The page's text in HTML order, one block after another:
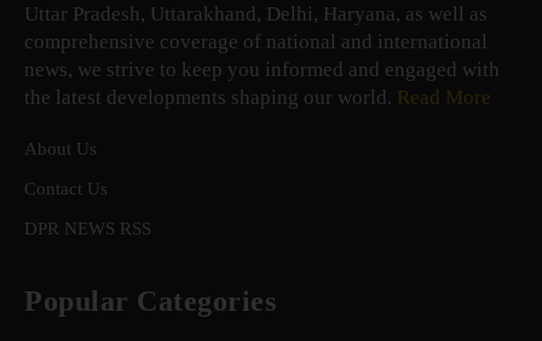
Uttar Pradesh, Uttarakhand, Delhi, Haryana, as well as
comprehensive coverage of national and international
news, we strive to keep you informed and engaged with
the latest developments shaping our world. Read More
About Us
Contact Us
DPR NEWS RSS
Popular Categories